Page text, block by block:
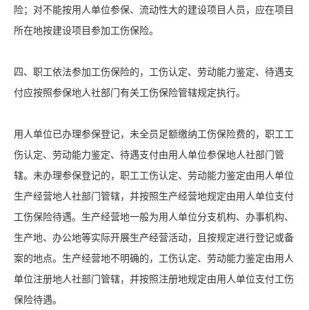
险；对不能按用人单位参保、流动性大的建设项目人员，应在项目
所在地按建设项目参加工伤保险。
四、职工依法参加工伤保险的，工伤认定、劳动能力鉴定、待遇支
付应按照参保地人社部门有关工伤保险管辖规定执行。
用人单位已办理参保登记，未全员足额缴纳工伤保险费的，职工工
伤认定、劳动能力鉴定、待遇支付由用人单位参保地人社部门管
辖。未办理参保登记的，职工工伤认定、劳动能力鉴定由用人单位
生产经营地人社部门管辖，并按照生产经营地规定由用人单位支付
工伤保险待遇。生产经营地一般为用人单位分支机构、办事机构、
生产地、办公地等实际开展生产经营活动，且按规定进行登记或备
案的地点。生产经营地不明确的，工伤认定、劳动能力鉴定由用人
单位注册地人社部门管辖，并按照注册地规定由用人单位支付工伤
保险待遇。